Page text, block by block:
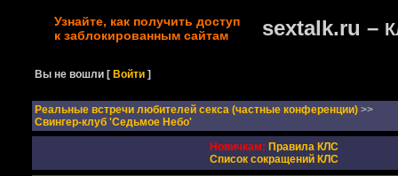
Узнайте, как получить доступ
к заблокированным сайтам
sextalk.ru –
Вы не вошли [Войти ]
Реальные встречи любителей секса (частные конференции) >>
Свингер-клуб 'Седьмое Небо'
Новичкам: Правила КЛС
Список сокращений КЛС